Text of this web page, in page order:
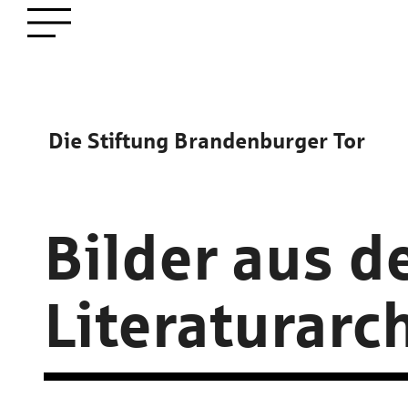
zum
Hauptinhalt
Menü öffnen
Die Stiftung Brandenburger Tor
Bilder aus